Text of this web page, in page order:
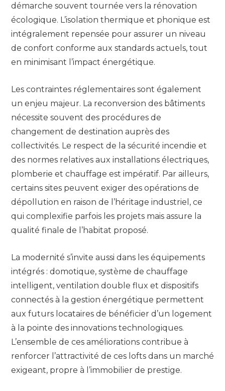
démarche souvent tournée vers la rénovation
écologique. L’isolation thermique et phonique est
intégralement repensée pour assurer un niveau
de confort conforme aux standards actuels, tout
en minimisant l’impact énergétique.
Les contraintes réglementaires sont également
un enjeu majeur. La reconversion des bâtiments
nécessite souvent des procédures de
changement de destination auprès des
collectivités. Le respect de la sécurité incendie et
des normes relatives aux installations électriques,
plomberie et chauffage est impératif. Par ailleurs,
certains sites peuvent exiger des opérations de
dépollution en raison de l’héritage industriel, ce
qui complexifie parfois les projets mais assure la
qualité finale de l’habitat proposé.
La modernité s’invite aussi dans les équipements
intégrés : domotique, système de chauffage
intelligent, ventilation double flux et dispositifs
connectés à la gestion énergétique permettent
aux futurs locataires de bénéficier d’un logement
à la pointe des innovations technologiques.
L’ensemble de ces améliorations contribue à
renforcer l’attractivité de ces lofts dans un marché
exigeant, propre à l’immobilier de prestige.